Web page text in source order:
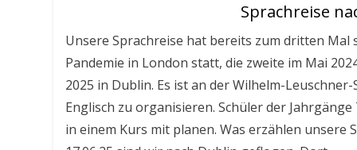
Sprachreise
Unsere Sprachreise hat bereits zum dritten
Pandemie in London statt, die zweite im Mai
2025 in Dublin. Es ist an der Wilhelm-
Englisch zu organisieren. Schüler der
in einem Kurs mit planen. Was erzählen unsere